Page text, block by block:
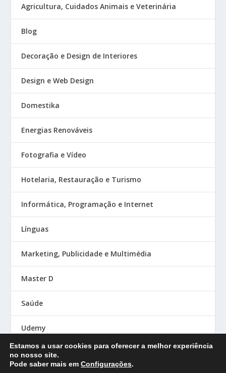
Agricultura, Cuidados Animais e Veterinária
Blog
Decoração e Design de Interiores
Design e Web Design
Domestika
Energias Renováveis
Fotografia e Vídeo
Hotelaria, Restauração e Turismo
Informática, Programação e Internet
Línguas
Marketing, Publicidade e Multimédia
Master D
Saúde
Udemy
Estamos a usar cookies para oferecer a melhor experiência
no nosso site.
Pode saber mais em Configurações.